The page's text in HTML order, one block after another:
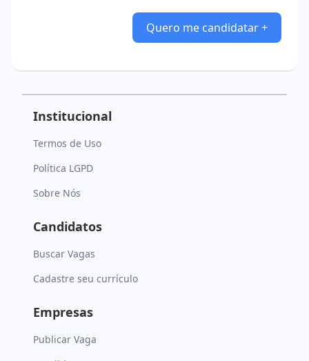
Quero me candidatar +
Institucional
Termos de Uso
Política LGPD
Sobre Nós
Candidatos
Buscar Vagas
Cadastre seu currículo
Empresas
Publicar Vaga